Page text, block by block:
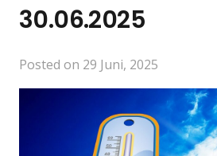
30.06.2025
Posted on 29 Juni, 2025